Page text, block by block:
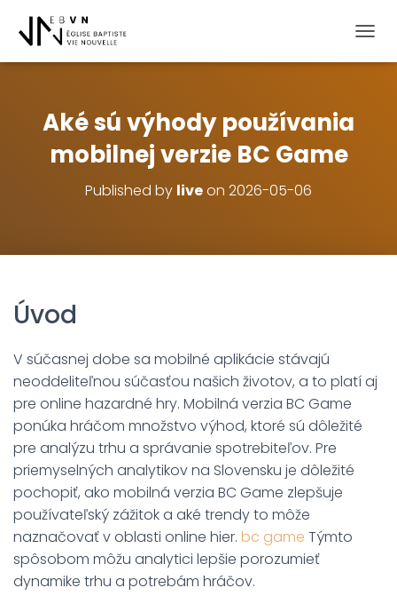
Aké sú výhody používania
mobilnej verzie BC Game
Published by liveon 2026-05-06
Úvod
V súčasnej dobe sa mobilné aplikácie stávajú
neoddeliteľnou súčasťou našich životov, a to platí aj
pre online hazardné hry. Mobilná verzia BC Game
ponúka hráčom množstvo výhod, ktoré sú dôležité
pre analýzu trhu a správanie spotrebiteľov. Pre
priemyselných analytikov na Slovensku je dôležité
pochopiť, ako mobilná verzia BC Game zlepšuje
používateľský zážitok a aké trendy to môže
naznačovať v oblasti online hier. bc game Týmto
spôsobom môžu analytici lepšie porozumieť
dynamike trhu a potrebám hráčov.